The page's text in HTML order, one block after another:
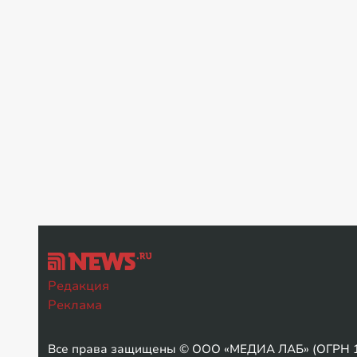
Редакция
Реклама
Все права защищены © ООО «МЕДИА ЛАБ» (ОГРН